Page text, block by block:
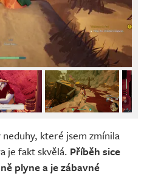
které jsem zmínila
je fakt skvělá. Příběh sice
plyne a je zábavné